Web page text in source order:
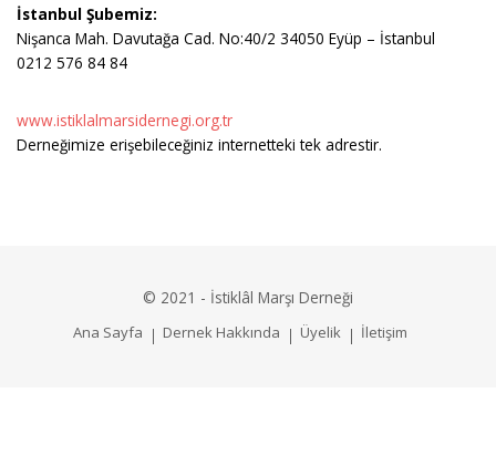
İstanbul Şubemiz:
Nişanca Mah. Davutağa Cad. No:40/2 34050 Eyüp – İstanbul
0212 576 84 84
www.istiklalmarsidernegi.org.tr
Derneğimize erişebileceğiniz internetteki tek adrestir.
© 2021 - İstiklâl Marşı Derneği
Ana Sayfa Dernek Hakkında Üyelik İletişim